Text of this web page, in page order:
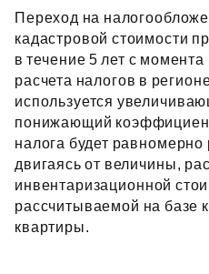
Переход на
кадастровой стоимости
в течение 5 лет с
расчета налогов в
используется
понижающий
налога будет равномерно
двигаясь от величины,
инвентаризационной
рассчитываемой на базе
квартиры.